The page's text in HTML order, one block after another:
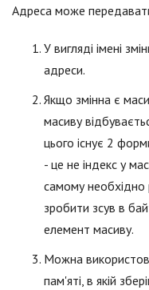
Адреса може
У вигляді імені
адреси.
Якщо змінна є
масиву
цього існує 2
- це не індекс у
самому необхідно
зробити зсув в
елемент масиву.
Можна
пам'яті, в якій